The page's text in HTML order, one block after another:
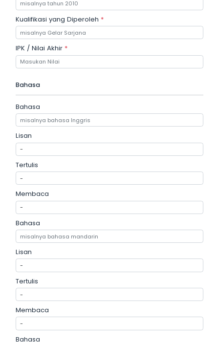
Kualifikasi yang Diperoleh *
IPK / Nilai Akhir *
Bahasa
Bahasa
Lisan
Tertulis
Membaca
Bahasa
Lisan
Tertulis
Membaca
Bahasa